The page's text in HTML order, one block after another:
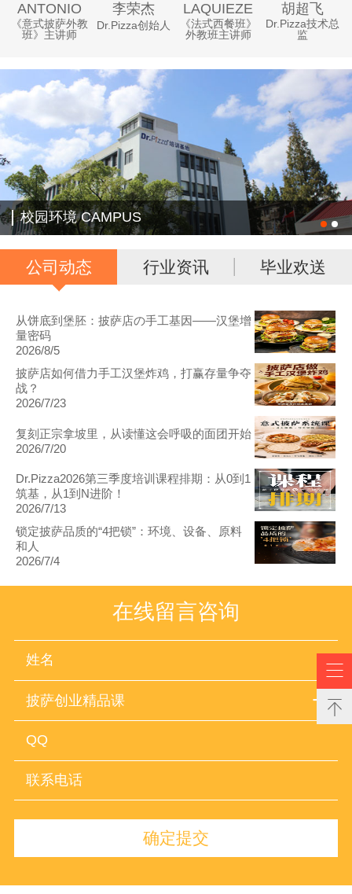


ANTONIO
《意式披萨外教
班》主讲师
李荣杰
Dr.Pizza创始人
LAQUIEZE
《法式西餐班》
外教班主讲师
胡超飞
Dr.Pizza技术总
监
校园环境 CAMPUS
公司动态 行业资讯 毕业欢送
从饼底到堡胚：披萨店の手工基因——汉堡增
量密码
2026/8/5
披萨店如何借力手工汉堡炸鸡，打赢存量争夺
战？
2026/7/23
复刻正宗拿坡里，从读懂这会呼吸的面团开始
2026/7/20
Dr.Pizza2026第三季度培训课程排期：从0到1
筑基，从1到N进阶！
2026/7/13
锁定披萨品质的“4把锁”：环境、设备、原料
和人
2026/7/4
在线留言咨询